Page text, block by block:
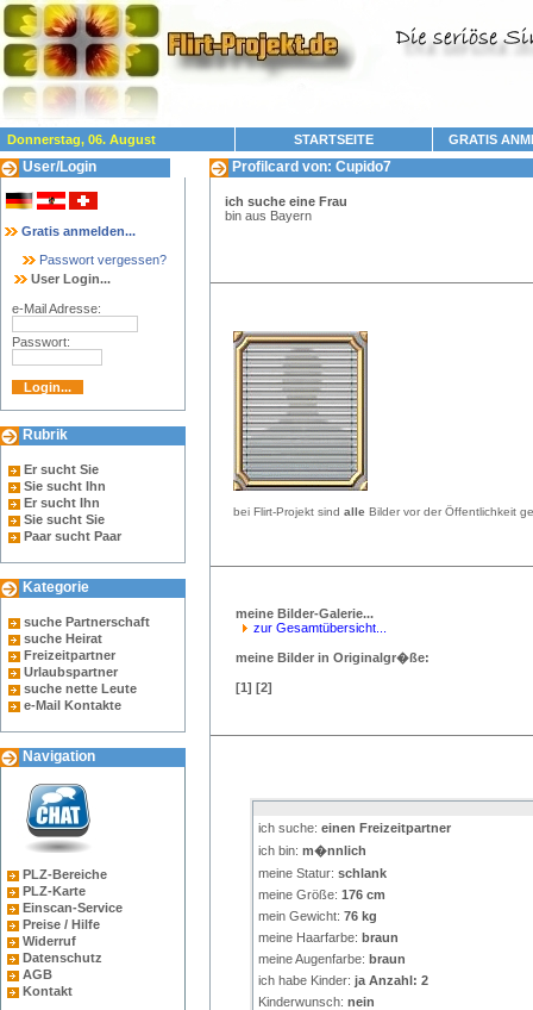
Donnerstag, 06. August STARTSEITE GRATIS
User/Login
Gratis anmelden...
Passwort vergessen?
User Login...
e-Mail Adresse:
Passwort:
Rubrik
Er sucht Sie
Sie sucht Ihn
Er sucht Ihn
Sie sucht Sie
Paar sucht Paar
Kategorie
suche Partnerschaft
suche Heirat
Freizeitpartner
Urlaubspartner
suche nette Leute
e-Mail Kontakte
Navigation
PLZ-Bereiche
PLZ-Karte
Einscan-Service
Preise / Hilfe
Widerruf
Datenschutz
AGB
Kontakt
Profilcard von: Cupido7
ich suche eine Frau
bin aus Bayern
bei Flirt-Projekt sind alle Bilder vor der Öffentlichkeit
meine Bilder-Galerie...
zur Gesamtübersicht...
meine Bilder in Originalgr�ße:
[1 ] [2]
ich suche: einen Freizeitpartner
ich bin: m�nnlich
meine Statur: schlank
meine Größe: 176 cm
mein Gewicht: 76 kg
meine Haarfarbe: braun
meine Augenfarbe: braun
ich habe Kinder: ja Anzahl: 2
Kinderwunsch: nein